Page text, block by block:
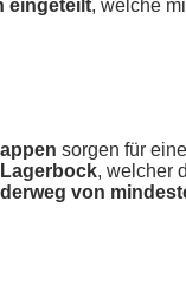
eingeteilt, welche
sorgen für
, welcher
von